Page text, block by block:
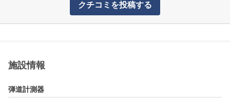
クチコミを投稿する
施設情報
弾道計測器